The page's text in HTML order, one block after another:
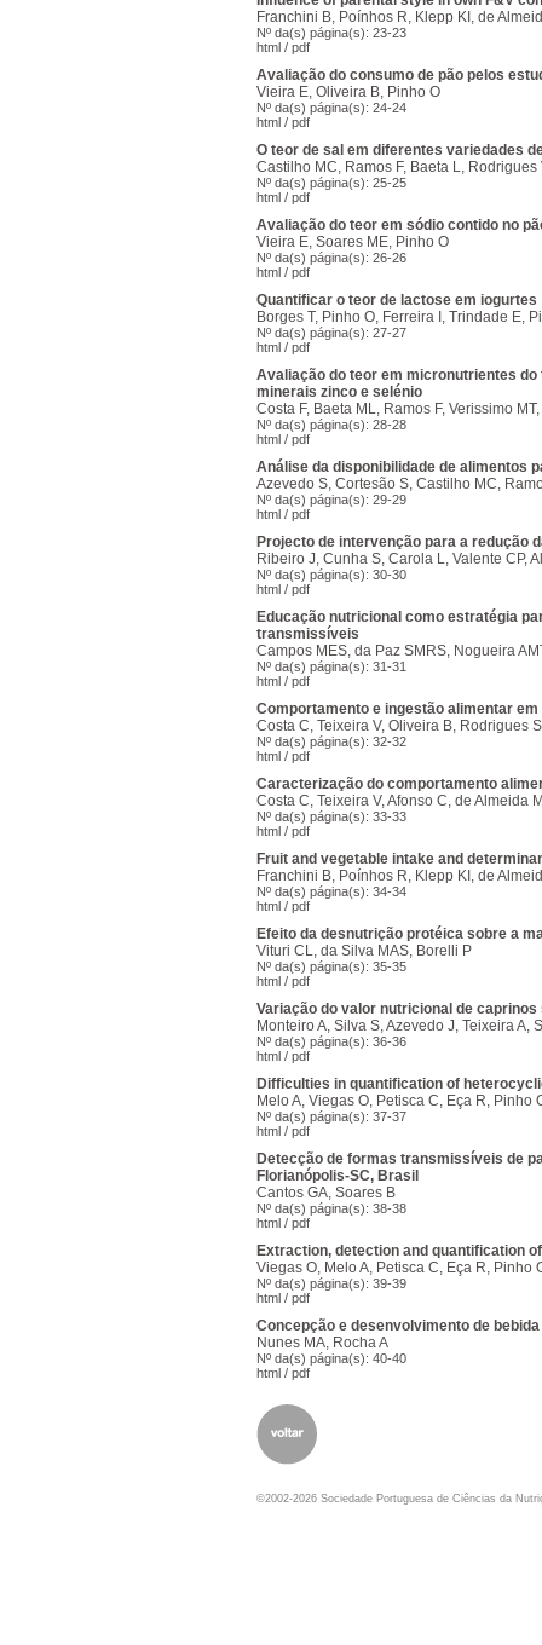
Franchini B, Poínhos R, Klepp KI, de
Nº da(s) página(s): 23-23
html / pdf
Avaliação do consumo de pão pelos
Vieira E, Oliveira B, Pinho O
Nº da(s) página(s): 24-24
html / pdf
O teor de sal em diferentes variedades
Castilho MC, Ramos F, Baeta L,
Nº da(s) página(s): 25-25
html / pdf
Avaliação do teor em sódio contido no
Vieira E, Soares ME, Pinho O
Nº da(s) página(s): 26-26
html / pdf
Quantificar o teor de lactose em iogurtes
Borges T, Pinho O, Ferreira I, Trindade E,
Nº da(s) página(s): 27-27
html / pdf
Avaliação do teor em micronutrientes
minerais zinco e selénio
Costa F, Baeta ML, Ramos F, Verissimo
Nº da(s) página(s): 28-28
html / pdf
Análise da disponibilidade de alimentos
Azevedo S, Cortesão S, Castilho MC,
Nº da(s) página(s): 29-29
html / pdf
Projecto de intervenção para a redução
Ribeiro J, Cunha S, Carola L, Valente CP,
Nº da(s) página(s): 30-30
html / pdf
Educação nutricional como estratégia
transmissíveis
Campos MES, da Paz SMRS, Nogueira
Nº da(s) página(s): 31-31
html / pdf
Comportamento e ingestão alimentar
Costa C, Teixeira V, Oliveira B, Rodrigues
Nº da(s) página(s): 32-32
html / pdf
Caracterização do comportamento
Costa C, Teixeira V, Afonso C, de Almeida
Nº da(s) página(s): 33-33
html / pdf
Fruit and vegetable intake and
Franchini B, Poínhos R, Klepp KI, de
Nº da(s) página(s): 34-34
html / pdf
Efeito da desnutrição protéica sobre a
Vituri CL, da Silva MAS, Borelli P
Nº da(s) página(s): 35-35
html / pdf
Variação do valor nutricional de
Monteiro A, Silva S, Azevedo J, Teixeira
Nº da(s) página(s): 36-36
html / pdf
Difficulties in quantification of
Melo A, Viegas O, Petisca C, Eça R, Pinho
Nº da(s) página(s): 37-37
html / pdf
Detecção de formas transmissíveis de
Florianópolis-SC, Brasil
Cantos GA, Soares B
Nº da(s) página(s): 38-38
html / pdf
Extraction, detection and quantification
Viegas O, Melo A, Petisca C, Eça R, Pinho
Nº da(s) página(s): 39-39
html / pdf
Concepção e desenvolvimento de
Nunes MA, Rocha A
Nº da(s) página(s): 40-40
html / pdf
©2002-2026 Sociedade Portuguesa de Ciências da